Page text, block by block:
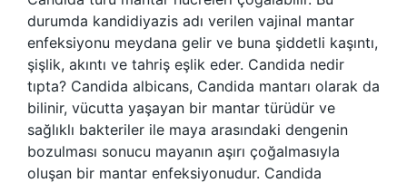
durumda kandidiyazis adı verilen vajinal mantar
enfeksiyonu meydana gelir ve buna şiddetli kaşıntı,
şişlik, akıntı ve tahriş eşlik eder. Candida nedir
tıpta? Candida albicans, Candida mantarı olarak da
bilinir, vücutta yaşayan bir mantar türüdür ve
sağlıklı bakteriler ile maya arasındaki dengenin
bozulması sonucu mayanın aşırı çoğalmasıyla
oluşan bir mantar enfeksiyonudur. Candida